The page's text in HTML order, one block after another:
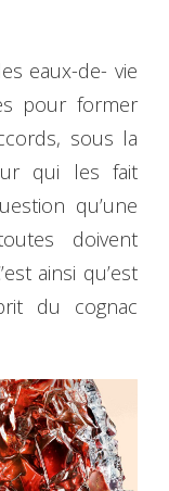
eaux-de- vie
pour former
sous la
qui les fait
qu’une
doivent
ainsi qu’est
du cognac